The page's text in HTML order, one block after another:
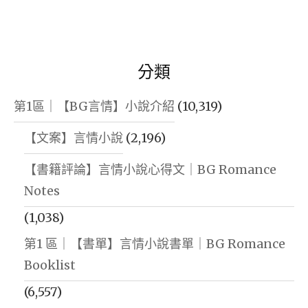
分類
第1區｜【BG言情】小說介紹 (10,319)
【文案】言情小說 (2,196)
【書籍評論】言情小說心得文｜BG Romance
Notes
(1,038)
第1 區｜【書單】言情小說書單｜BG Romance
Booklist
(6,557)